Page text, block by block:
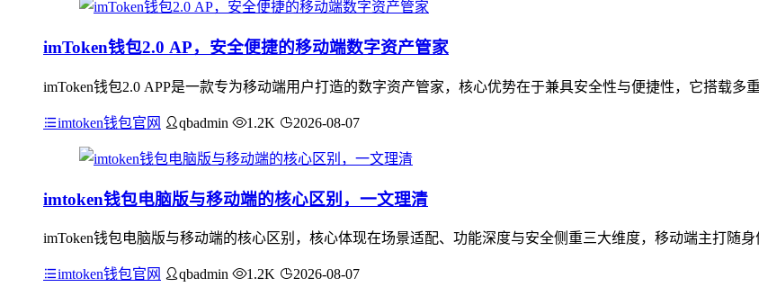
imToken钱包2.0 AP，安全便捷的移动端数字资产管家
imToken钱包2.0 APP是一款专为移动端用户打造的数字资产管家，核心优势在于兼具安全性与便捷性，它搭载
imtoken钱包官网 qbadmin 1.2K 2026-08-07
imtoken钱包电脑版与移动端的核心区别，一文理清
imToken钱包电脑版与移动端的核心区别，核心体现在场景适配、功能深度与安全侧重三大维度，移动端主打随
imtoken钱包官网 qbadmin 1.2K 2026-08-07